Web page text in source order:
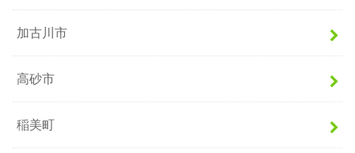
加古川市
高砂市
稲美町